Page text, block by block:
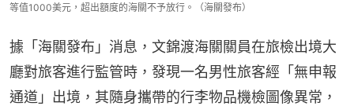
等值1000美元，超出額度的海關不予放行。（海關發布）
據「海關發布」消息，文錦渡海關關員在旅檢出境大
廳對旅客進行監管時，發現一名男性旅客經「無申報
通道」出境，其隨身攜帶的行李物品機檢圖像異常，